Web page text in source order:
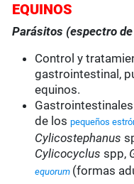
EQUINOS
Parásitos (espectro
Control y
gastrointestinal,
equinos.
de lospequeños
Cylicostephanus
Cylicocyclus spp,
equorum (formas